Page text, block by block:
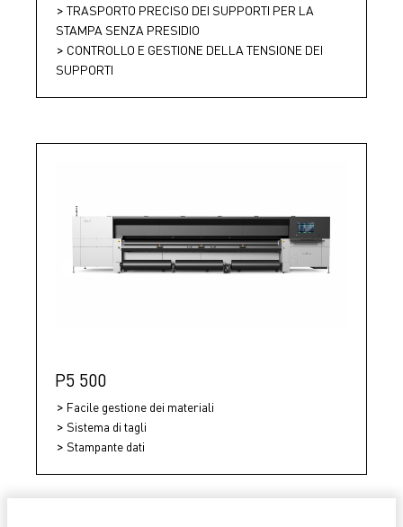
TRASPORTO PRECISO DEI SUPPORTI PER LA
STAMPA SENZA PRESIDIO
CONTROLLO E GESTIONE DELLA TENSIONE DEI
SUPPORTI
P5 500
Facile gestione dei materiali
Sistema di tagli
Stampante dati